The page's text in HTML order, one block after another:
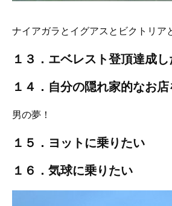
ナイアガラとイグアスとビクトリア
１３．エベレスト登頂達成
１４．自分の隠れ家的なお
男の夢！
１５．ヨットに乗りたい
１６．気球に乗りたい